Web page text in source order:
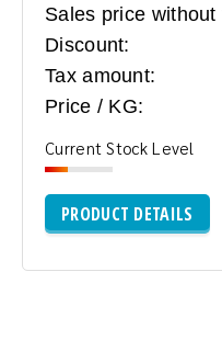
Sales price without
Discount:
Tax amount:
Price / KG:
Current Stock Level
PRODUCT DETAILS